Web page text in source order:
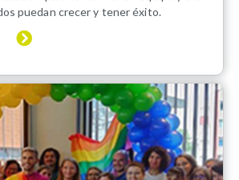
puedan crecer y tener éxito.